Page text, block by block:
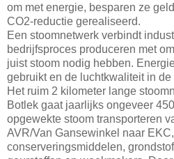
om met energie, besparen ze
CO2-reductie gerealiseerd.
Een stoomnetwerk verbindt
bedrijfsproces produceren met
juist stoom nodig hebben.
gebruikt en de luchtkwaliteit in
Het ruim 2 kilometer lange
Botlek gaat jaarlijks ongeveer
opgewekte stoom transporteren
AVR/Van Gansewinkel naar
conserveringsmiddelen,